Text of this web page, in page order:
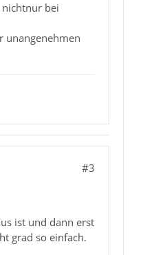
nichtnur bei
unangenehmen
#3
ist und dann erst
grad so einfach.